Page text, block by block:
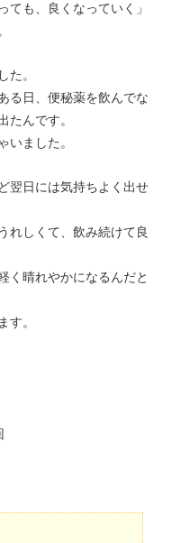
ても、良くなっていく」
た。
る日、便秘薬を飲んでな
たんです。
いました。
翌日には気持ちよく出せ
れしくて、飲み続けて良
く晴れやかになるんだと
す。